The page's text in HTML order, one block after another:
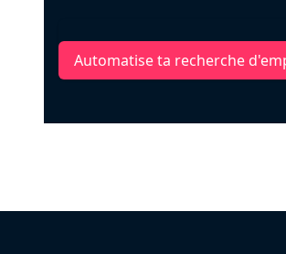
Automatise ta recherche